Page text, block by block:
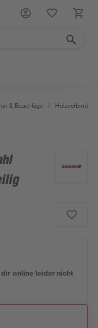
& Beschläge / Holzverbinder
online leider nicht